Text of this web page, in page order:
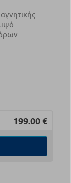
199.00 €